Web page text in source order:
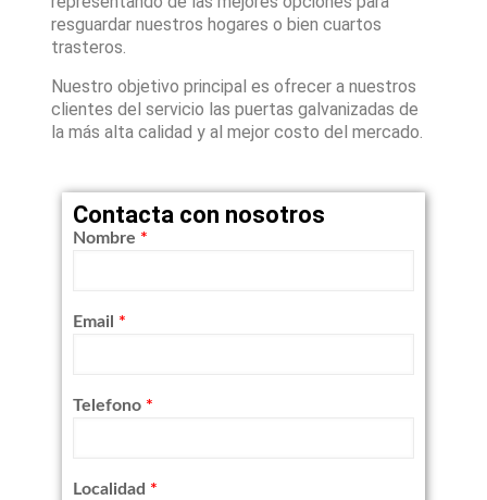
resguardar nuestros hogares o bien cuartos
trasteros.
Nuestro objetivo principal es ofrecer a nuestros
clientes del servicio las puertas galvanizadas de
la más alta calidad y al mejor costo del mercado.
Contacta con nosotros
Nombre *
Email *
Telefono *
Localidad *